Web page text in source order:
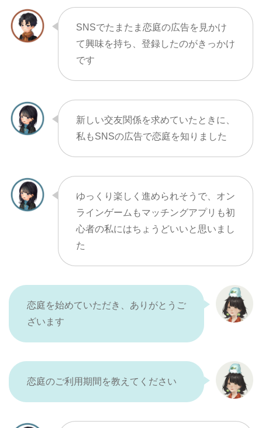
SNSでたまたま恋庭の広告を見かけ
て興味を持ち、登録したのがきっかけ
です
新しい交友関係を求めていたときに、
私もSNSの広告で恋庭を知りました
ゆっくり楽しく進められそうで、オン
ラインゲームもマッチングアプリも初
心者の私にはちょうどいいと思いまし
た
恋庭を始めていただき、ありがとうご
ざいます
恋庭のご利用期間を教えてください